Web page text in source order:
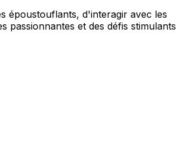
époustouflants, d'interagir avec les
passionnantes et des défis stimulants